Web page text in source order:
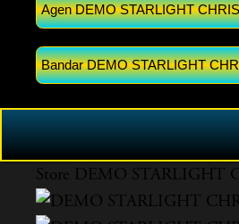
Agen DEMO STARLIGHT
Bandar DEMO STARLIGHT
Store DEMO STARLIGHT